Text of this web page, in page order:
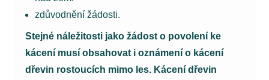
zdůvodnění žádosti.
Stejné náležitosti jako žádost o povolení ke
kácení musí obsahovat i oznámení o kácení
dřevin rostoucích mimo les. Kácení dřevin